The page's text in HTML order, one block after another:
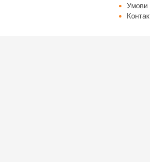
Умови